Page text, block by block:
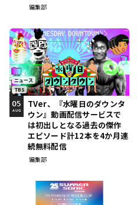
編集部
ニュース
TBS
TVer、『水曜日のダウンタ
ウン』動画配信サービスで
は初出しとなる過去の傑作
エピソード計12本を4か月連
続無料配信
編集部
05
AUG